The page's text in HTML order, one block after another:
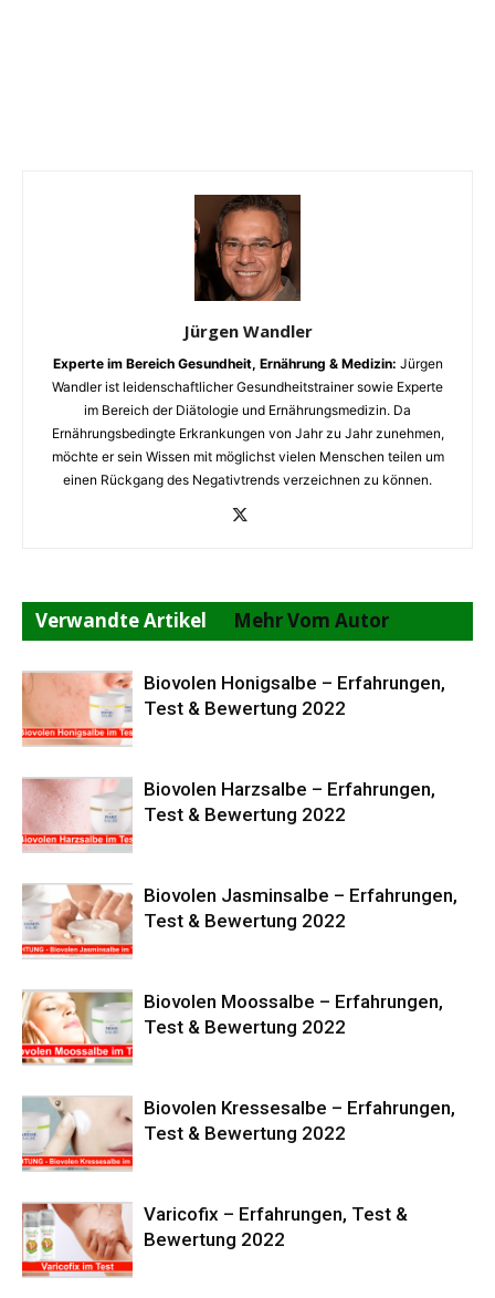
Jürgen Wandler
Experte im Bereich Gesundheit, Ernährung & Medizin: Jürgen
Wandler ist leidenschaftlicher Gesundheitstrainer sowie Experte
im Bereich der Diätologie und Ernährungsmedizin. Da
Ernährungsbedingte Erkrankungen von Jahr zu Jahr zunehmen,
möchte er sein Wissen mit möglichst vielen Menschen teilen um
einen Rückgang des Negativtrends verzeichnen zu können.
Verwandte Artikel Mehr Vom Autor
Biovolen Honigsalbe – Erfahrungen,
Test & Bewertung 2022
Biovolen Harzsalbe – Erfahrungen,
Test & Bewertung 2022
Biovolen Jasminsalbe – Erfahrungen,
Test & Bewertung 2022
Biovolen Moossalbe – Erfahrungen,
Test & Bewertung 2022
Biovolen Kressesalbe – Erfahrungen,
Test & Bewertung 2022
Varicofix – Erfahrungen, Test &
Bewertung 2022